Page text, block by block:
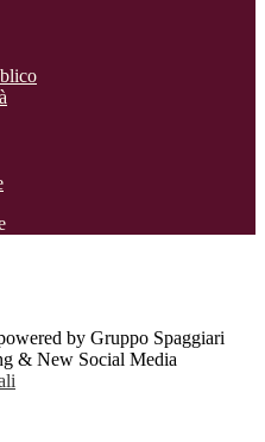
by Gruppo Spaggiari
& New Social Media